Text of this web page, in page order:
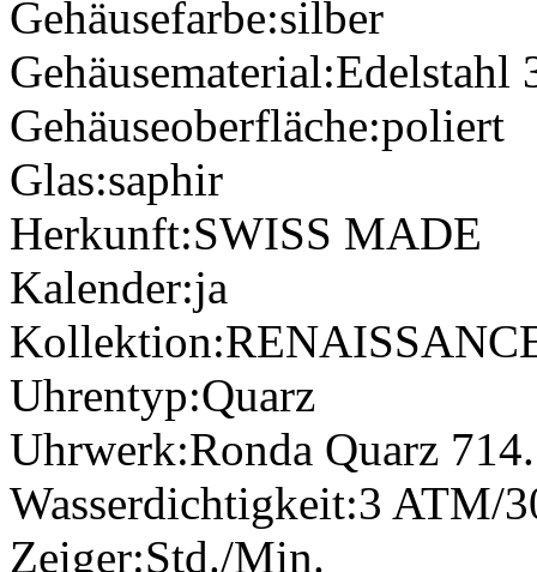
Gehäusefarbe:silber
Gehäusematerial:Edelstahl
Gehäuseoberfläche:poliert
Glas:saphir
Herkunft:SWISS MADE
Kalender:ja
Kollektion:
Uhrentyp:Quarz
Uhrwerk:Ronda Quarz
Wasserdichtigkeit:3 ATM/
Zeiger:Std./Min.